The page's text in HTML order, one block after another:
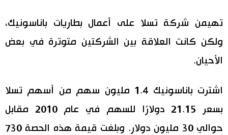
ثقافة
لايف ستايل
تهيمن شركة تسلا على أعمال بطاريات باناسونيك،
ولكن كانت العلاقة بين الشركتين متوترة في بعض
الأحيان.
اشترت باناسونيك 1.4 مليون سهم من أسهم تسلا
بسعر 21.15 دولارًا للسهم في عام 2010 مقابل
حوالي 30 مليون دولار. وبلغت قيمة هذه الحصة 730